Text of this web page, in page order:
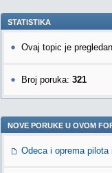
STATISTIKA
Ovaj topic je pregledan
Broj poruka: 321
NOVE PORUKE U OVOM
Odeca i oprema